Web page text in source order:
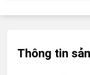
Thông tin